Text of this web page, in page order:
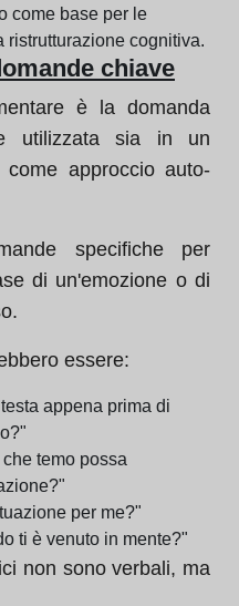
come base per le
ristrutturazione cognitiva.
chiave
è la domanda
utilizzata sia in un
approccio auto-
specifiche per
di un'emozione o di
essere:
appena prima di
temo possa
per me?"
ti è venuto in mente?"
non sono verbali, ma